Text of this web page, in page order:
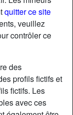
quitter ce site
veuillez
contrôler ce
des
profils fictifs et
fictifs. Les
avec ces
Discuter !